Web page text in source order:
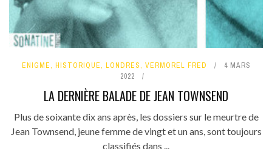
ENIGME, HISTORIQUE, LONDRES, VERMOREL FRED
4 MARS
2022
LA DERNIÈRE BALADE DE JEAN TOWNSEND
Plus de soixante dix ans après, les dossiers sur le meurtre de
Jean Townsend, jeune femme de vingt et un ans, sont toujours
classifiés dans ...